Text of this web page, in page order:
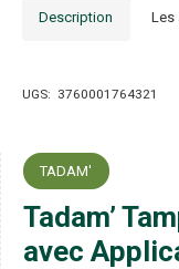
Description Les
UGS: 3760001764321
TADAM'
Tadam’
avec